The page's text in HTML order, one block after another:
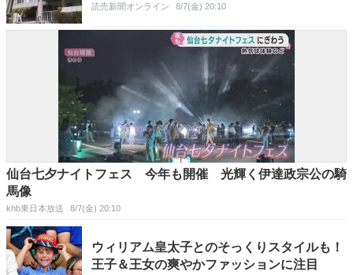
読売新聞オンライン 8/7(金) 20:10
仙台七夕ナイトフェス 今年も開催 光輝く伊達政宗公の騎
馬像
khb東日本放送 8/7(金) 20:10
ウィリアム皇太子とのそっくりスタイルも！
王子＆王女の爽やかファッションに注目